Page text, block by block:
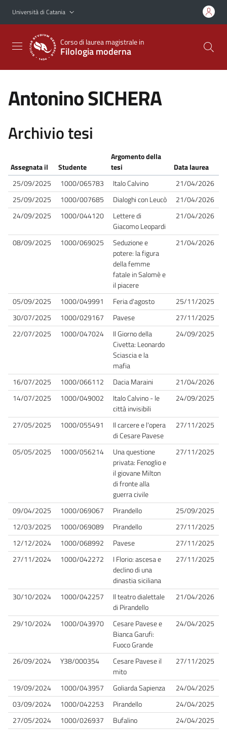
Vai al contenuto principale
Vai al menu di navigazione
Università di Catania
Corso di laurea magistrale in
Filologia moderna
Antonino SICHERA
Archivio tesi
Assegnata il Studente
Argomento della
tesi
Data laurea
25/09/2025
1000/065783 Italo Calvino
21/04/2026
25/09/2025
1000/007685 Dialoghi con Leucò
21/04/2026
24/09/2025
1000/044120
Lettere di
Giacomo Leopardi
21/04/2026
08/09/2025 1000/069025
Seduzione e
potere: la figura
della femme
fatale in Salomè e
il piacere
21/04/2026
05/09/2025 1000/049991 Feria d'agosto
25/11/2025
30/07/2025
1000/029167 Pavese
27/11/2025
22/07/2025
1000/047024
Il Giorno della
Civetta: Leonardo
Sciascia e la
mafia
24/09/2025
16/07/2025 1000/066112 Dacia Maraini
21/04/2026
14/07/2025
1000/049002
Italo Calvino - le
città invisibili
24/09/2025
27/05/2025 1000/055491
Il carcere e l'opera
di Cesare Pavese
27/11/2025
05/05/2025 1000/056214
Una questione
privata: Fenoglio e
il giovane Milton
di fronte alla
guerra civile
27/11/2025
09/04/2025 1000/069067 Pirandello
25/09/2025
12/03/2025
1000/069089 Pirandello
27/11/2025
12/12/2024
1000/068992 Pavese
27/11/2025
27/11/2024
1000/042272
I Florio: ascesa e
declino di una
dinastia siciliana
27/11/2025
30/10/2024 1000/042257
Il teatro dialettale
di Pirandello
21/04/2026
29/10/2024 1000/043970
Cesare Pavese e
Bianca Garufi:
Fuoco Grande
24/04/2025
26/09/2024 Y38/000354
Cesare Pavese il
mito
27/11/2025
19/09/2024 1000/043957 Goliarda Sapienza
24/04/2025
03/09/2024
1000/042253 Pirandello
24/04/2025
27/05/2024
1000/026937 Bufalino
24/04/2025